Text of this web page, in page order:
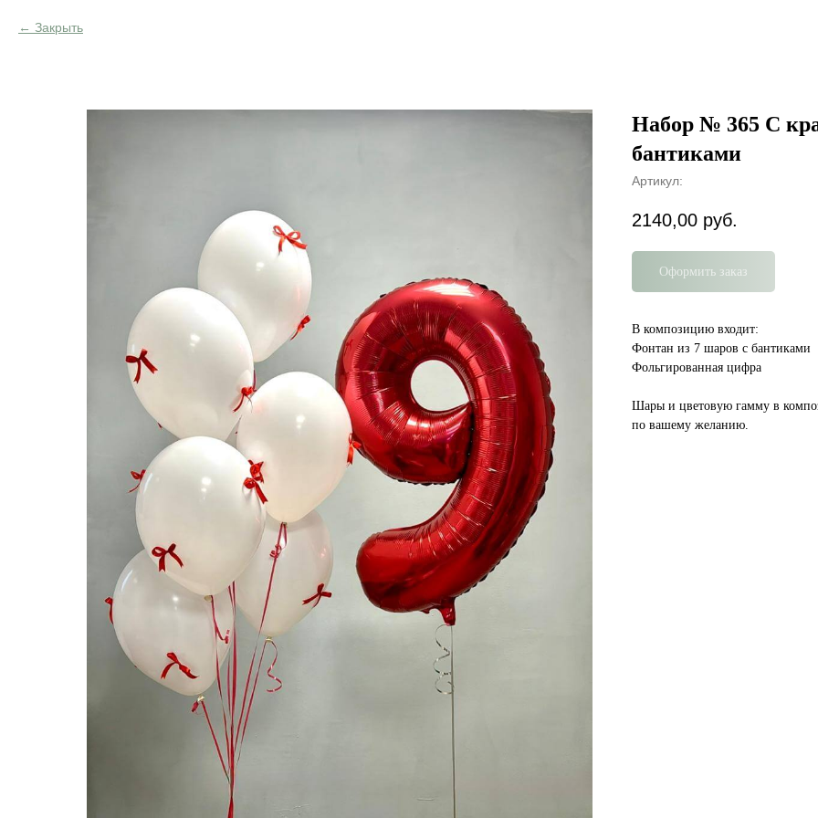
Закрыть
Набор № 365 С
бантиками
Артикул:
2140,00 руб.
Оформить заказ
В композицию входит:
Фонтан из 7 шаров с бантиками
Фольгированная цифра
Шары и цветовую гамму в
по вашему желанию.